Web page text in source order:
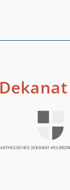
Dekanat